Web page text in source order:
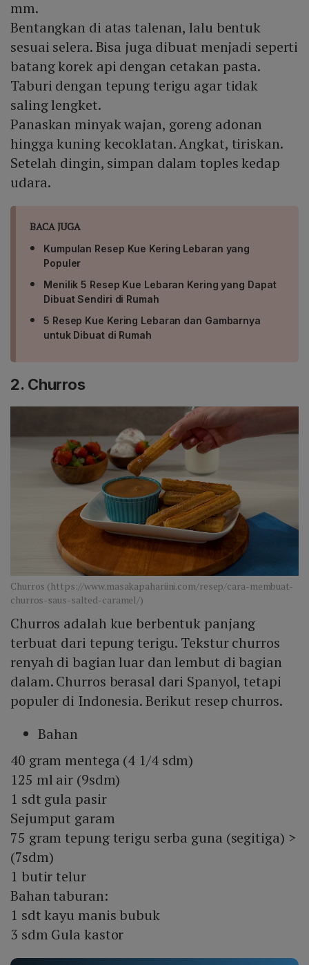
mm.
Bentangkan di atas talenan, lalu bentuk
sesuai selera. Bisa juga dibuat menjadi seperti
batang korek api dengan cetakan pasta.
Taburi dengan tepung terigu agar tidak
saling lengket.
Panaskan minyak wajan, goreng adonan
hingga kuning kecoklatan. Angkat, tiriskan.
Setelah dingin, simpan dalam toples kedap
udara.
BACA JUGA
Kumpulan Resep Kue Kering Lebaran yang
Populer
Menilik 5 Resep Kue Lebaran Kering yang Dapat
Dibuat Sendiri di Rumah
5 Resep Kue Kering Lebaran dan Gambarnya
untuk Dibuat di Rumah
2. Churros
Churros (https://www.masakapahariini.com/resep/cara-membuat-
churros-saus-salted-caramel/)
Churros adalah kue berbentuk panjang
terbuat dari tepung terigu. Tekstur churros
renyah di bagian luar dan lembut di bagian
dalam. Churros berasal dari Spanyol, tetapi
populer di Indonesia. Berikut resep churros.
Bahan
40 gram mentega (4 1/4 sdm)
125 ml air (9sdm)
1 sdt gula pasir
Sejumput garam
75 gram tepung terigu serba guna (segitiga) >
(7sdm)
1 butir telur
Bahan taburan:
1 sdt kayu manis bubuk
3 sdm Gula kastor